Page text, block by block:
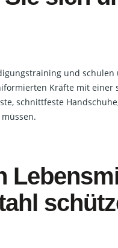
und
Kräfte mit einer
schnittfeste